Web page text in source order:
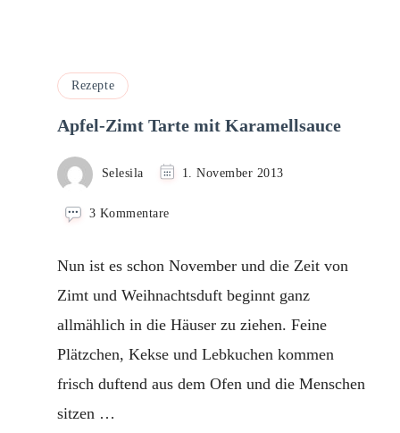
Rezepte
Apfel-Zimt Tarte mit Karamellsauce
Selesila 1. November 2013
3 Kommentarezu
Tarte
mit
Karamellsauce
Nun ist es schon November und die Zeit von
Zimt und Weihnachtsduft beginnt ganz
allmählich in die Häuser zu ziehen. Feine
Plätzchen, Kekse und Lebkuchen kommen
frisch duftend aus dem Ofen und die Menschen
sitzen …